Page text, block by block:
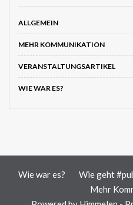
ALLGEMEIN
MEHR KOMMUNIKATION
VERANSTALTUNGSARTIKEL
WIE WAR ES?
Wie war es? Wie geht
Mehr